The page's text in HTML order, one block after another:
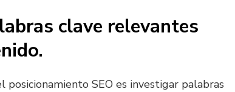
clave relevantes
posicionamiento SEO es investigar palabras